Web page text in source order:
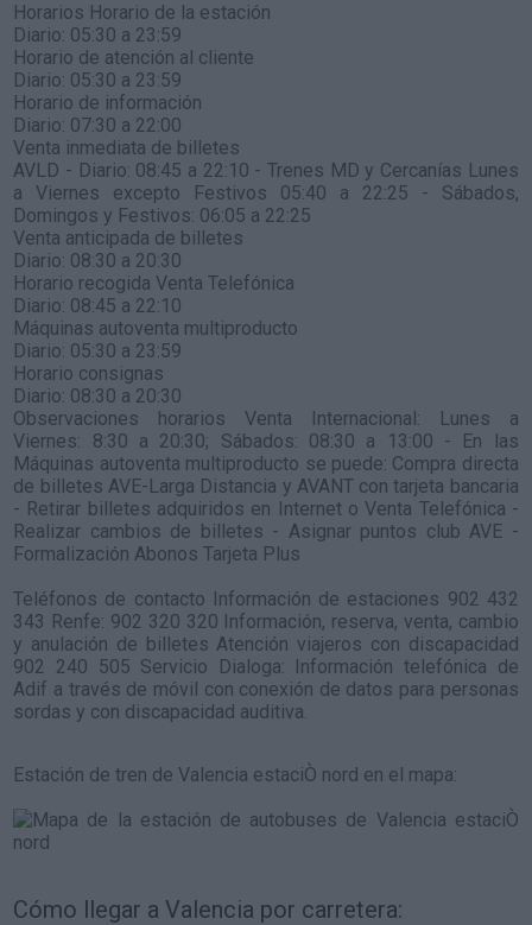
Horarios Horario de la estación
Diario: 05:30 a 23:59
Horario de atención al cliente
Diario: 05:30 a 23:59
Horario de información
Diario: 07:30 a 22:00
Venta inmediata de billetes
AVLD - Diario: 08:45 a 22:10 - Trenes MD y Cercanías Lunes
a Viernes excepto Festivos 05:40 a 22:25 - Sábados,
Domingos y Festivos: 06:05 a 22:25
Venta anticipada de billetes
Diario: 08:30 a 20:30
Horario recogida Venta Telefónica
Diario: 08:45 a 22:10
Máquinas autoventa multiproducto
Diario: 05:30 a 23:59
Horario consignas
Diario: 08:30 a 20:30
Observaciones horarios Venta Internacional: Lunes a
Viernes: 8:30 a 20:30; Sábados: 08:30 a 13:00 - En las
Máquinas autoventa multiproducto se puede: Compra directa
de billetes AVE-Larga Distancia y AVANT con tarjeta bancaria
- Retirar billetes adquiridos en Internet o Venta Telefónica -
Realizar cambios de billetes - Asignar puntos club AVE -
Formalización Abonos Tarjeta Plus
Teléfonos de contacto Información de estaciones 902 432
343 Renfe: 902 320 320 Información, reserva, venta, cambio
y anulación de billetes Atención viajeros con discapacidad
902 240 505 Servicio Dialoga: Información telefónica de
Adif a través de móvil con conexión de datos para personas
sordas y con discapacidad auditiva.
Estación de tren de Valencia estaciÒ nord en el mapa:
Cómo llegar a Valencia por carretera: